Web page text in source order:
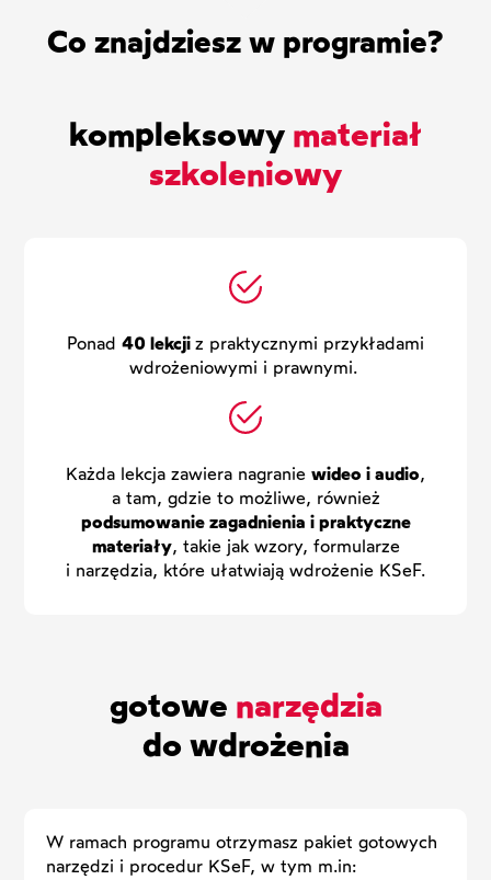
Co znajdziesz w programie?
kompleksowy materiał
szkoleniowy
Ponad 40 lekcji z praktycznymi przykładami
wdrożeniowymi i prawnymi.
Każda lekcja zawiera nagranie wideo i audio,
a tam, gdzie to możliwe, również
podsumowanie zagadnienia i praktyczne
materiały, takie jak wzory, formularze
i narzędzia, które ułatwiają wdrożenie KSeF.
gotowe narzędzia
do wdrożenia
W ramach programu otrzymasz pakiet gotowych
narzędzi i procedur KSeF, w tym m.in: